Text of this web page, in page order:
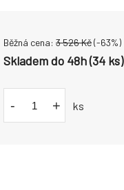
Běžná cena: 3 526Kč(-63%)
Skladem do 48h (34 ks)
- + ks